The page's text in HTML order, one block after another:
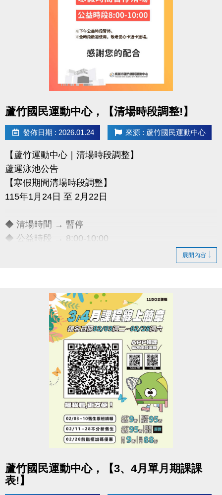
-IG : @luzhusports
蘆竹國民運動中心，【清場時段調整!】
發佈日期 : 2026.01.24 來源 : 蘆竹國民運動中心
【蘆竹運動中心｜清場時段調整】
蘆運泳池公告
【寒假期間清場時段調整】
115年1月24日 至 2月22日
◆ 清場時間 → 暫停
◆ 公益時段 → 8:00-10:00
-洽詢專線：03-2639066 #112
-官網 :
https://www.lzsports.com.tw/zh_TW/news/pageID/1/
-FB : 桃園市蘆竹國民運動中心
-IG : @luzhusports
展開內容
蘆竹國民運動中心，【3、4月單月期課課
表!】